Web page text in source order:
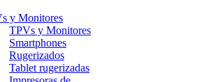
y Monitores
TPVs y Monitores
Smartphones
Rugerizados
Tablet rugerizadas